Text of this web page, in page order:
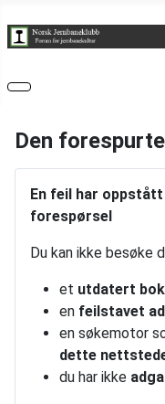
Den
En feil har oppstått
forespørsel
Du kan ikke besøke
et utdatert
en feilstavet
en søkemotor
dette
du har ikke